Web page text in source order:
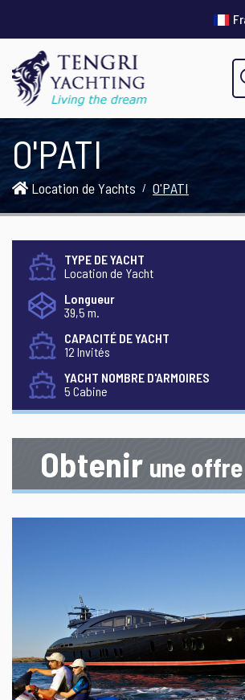
O'PATI
Location de Yachts O'PATI
TYPE DE YACHT
Location de Yacht
Longueur
39,5 m.
CAPACITÉ DE YACHT
12 Invités
YACHT NOMBRE D'ARMOIRES
5 Cabine
Obtenir une offre